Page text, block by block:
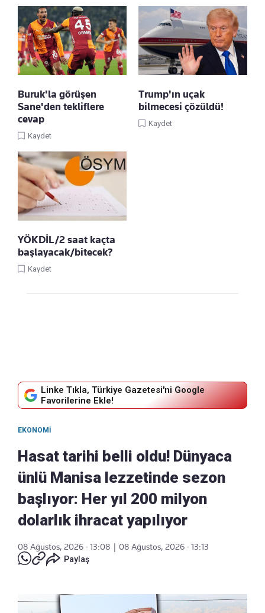
Buruk'la görüşen
Sane'den tekliflere
cevap
Kaydet
Trump'ın uçak
bilmecesi çözüldü!
Kaydet
YÖKDİL/2 saat kaçta
başlayacak/bitecek?
Kaydet
Linke Tıkla, Türkiye Gazetesi'ni Google
Favorilerine Ekle!
EKONOMI
Hasat tarihi belli oldu! Dünyaca
ünlü Manisa lezzetinde sezon
başlıyor: Her yıl 200 milyon
dolarlık ihracat yapılıyor
08 Ağustos, 2026 - 13:08
08 Ağustos, 2026 - 13:13
Paylaş